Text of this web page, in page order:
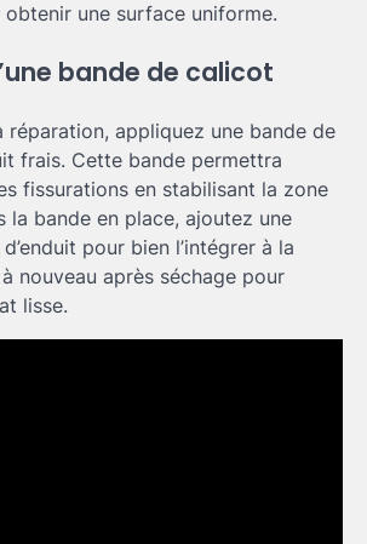
une surface uniforme.
bande de calicot
réparation, appliquez une bande de
frais. Cette bande permettra
fissurations en stabilisant la zone
la bande en place, ajoutez une
pour bien l’intégrer à la
nouveau après séchage pour
lisse.